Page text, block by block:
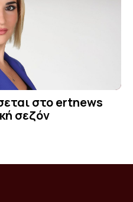
στο ertnews
σεζόν